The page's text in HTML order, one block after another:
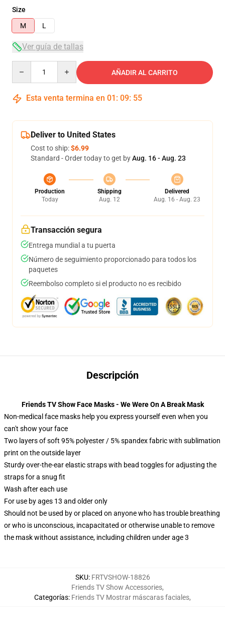
Size
M
L
Ver guía de tallas
AÑADIR AL CARRITO
Esta venta termina en 01 : 09: 54
Deliver to United States
Cost to ship:$6.99
Standard - Order today to get byAug. 16 - Aug. 23
Production
Today
Shipping
Aug. 12
Delivered
Aug. 16 - Aug. 23
Transacción segura
Entrega mundial a tu puerta
Número de seguimiento proporcionado para todos los
paquetes
Reembolso completo si el producto no es recibido
Descripción
Friends TV Show Face Masks - We Were On A Break Mask
Non-medical face masks help you express yourself even when you
can't show your face
Two layers of soft 95% polyester / 5% spandex fabric with sublimation
print on the outside layer
Sturdy over-the-ear elastic straps with bead toggles for adjusting the
straps for a snug fit
Wash after each use
For use by ages 13 and older only
Should not be used by or placed on anyone who has trouble breathing
or who is unconscious, incapacitated or otherwise unable to remove
the mask without assistance, including children under age 3
SKU: FRTVSHOW-18826
Categorías:
Friends TV Show Accessories,
Friends TV Mostrar máscaras faciales,